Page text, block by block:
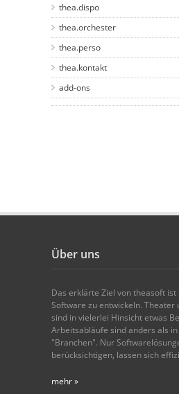
thea.dispo
thea.orchester
thea.perso
thea.kontakt
add-ons
Über uns
Das erklärte Ziel von theasoft
Software zu entwickeln. Theater
sind in vielerlei Hinsicht etwas
Arbeitsabläufe sind anders als
"Branchen". Nur
berücksichtigen, lassen sich
mehr »